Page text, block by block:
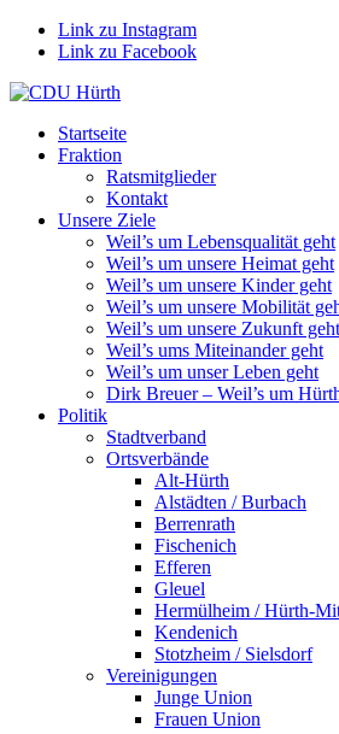
Link zu Instagram
Link zu Facebook
Startseite
Fraktion
Ratsmitglieder
Kontakt
Unsere Ziele
Weil’s um Lebensqualität geht
Weil’s um unsere Heimat geht
Weil’s um unsere Kinder geht
Weil’s um unsere Mobilität
Weil’s um unsere Zukunft geht
Weil’s ums Miteinander geht
Weil’s um unser Leben geht
Dirk Breuer – Weil’s um
Politik
Stadtverband
Ortsverbände
Alt-Hürth
Alstädten / Burbach
Berrenrath
Fischenich
Efferen
Gleuel
Hermülheim / Hürth-
Kendenich
Stotzheim / Sielsdorf
Vereinigungen
Junge Union
Frauen Union